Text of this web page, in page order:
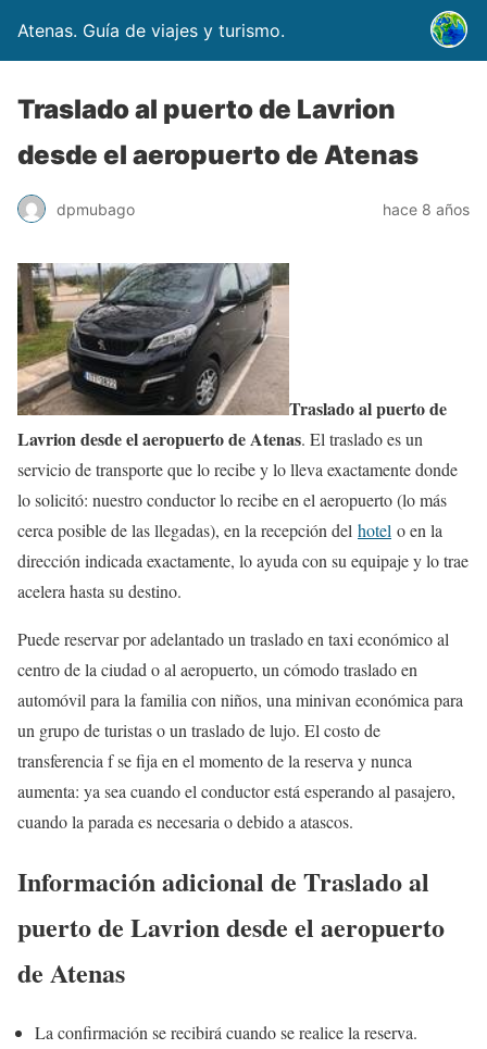
Atenas. Guía de viajes y turismo.
Traslado al puerto de Lavrion
desde el aeropuerto de Atenas
dpmubago hace 8 años
Traslado al puerto de
Lavrion desde el aeropuerto de Atenas. El traslado es un
servicio de transporte que lo recibe y lo lleva exactamente donde
lo solicitó: nuestro conductor lo recibe en el aeropuerto (lo más
cerca posible de las llegadas), en la recepción del hotel o en la
dirección indicada exactamente, lo ayuda con su equipaje y lo trae
acelera hasta su destino.
Puede reservar por adelantado un traslado en taxi económico al
centro de la ciudad o al aeropuerto, un cómodo traslado en
automóvil para la familia con niños, una minivan económica para
un grupo de turistas o un traslado de lujo. El costo de
transferencia f se fija en el momento de la reserva y nunca
aumenta: ya sea cuando el conductor está esperando al pasajero,
cuando la parada es necesaria o debido a atascos.
Información adicional de Traslado al
puerto de Lavrion desde el aeropuerto
de Atenas
La confirmación se recibirá cuando se realice la reserva.